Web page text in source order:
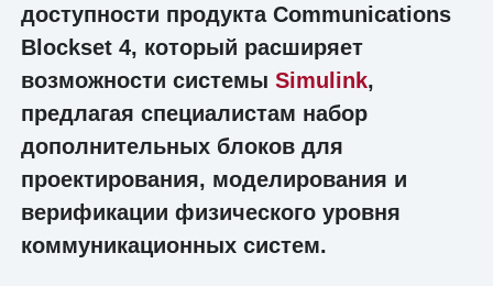
доступности продукта Communications
Blockset 4, который расширяет
возможности системы Simulink,
предлагая специалистам набор
дополнительных блоков для
проектирования, моделирования и
верификации физического уровня
коммуникационных систем.